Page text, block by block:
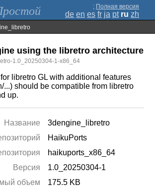
; Полная версия
de en es fr ja pt ru zh
using the libretro architecture
1.0_20250304-1-x86_64
libretro GL with additional features
...) should be compatible from libretro
up.
Название
3dengine_libretro
HaikuPorts
haikuports_x86_64
Версия
1.0_20250304-1
объем
175.5 KB